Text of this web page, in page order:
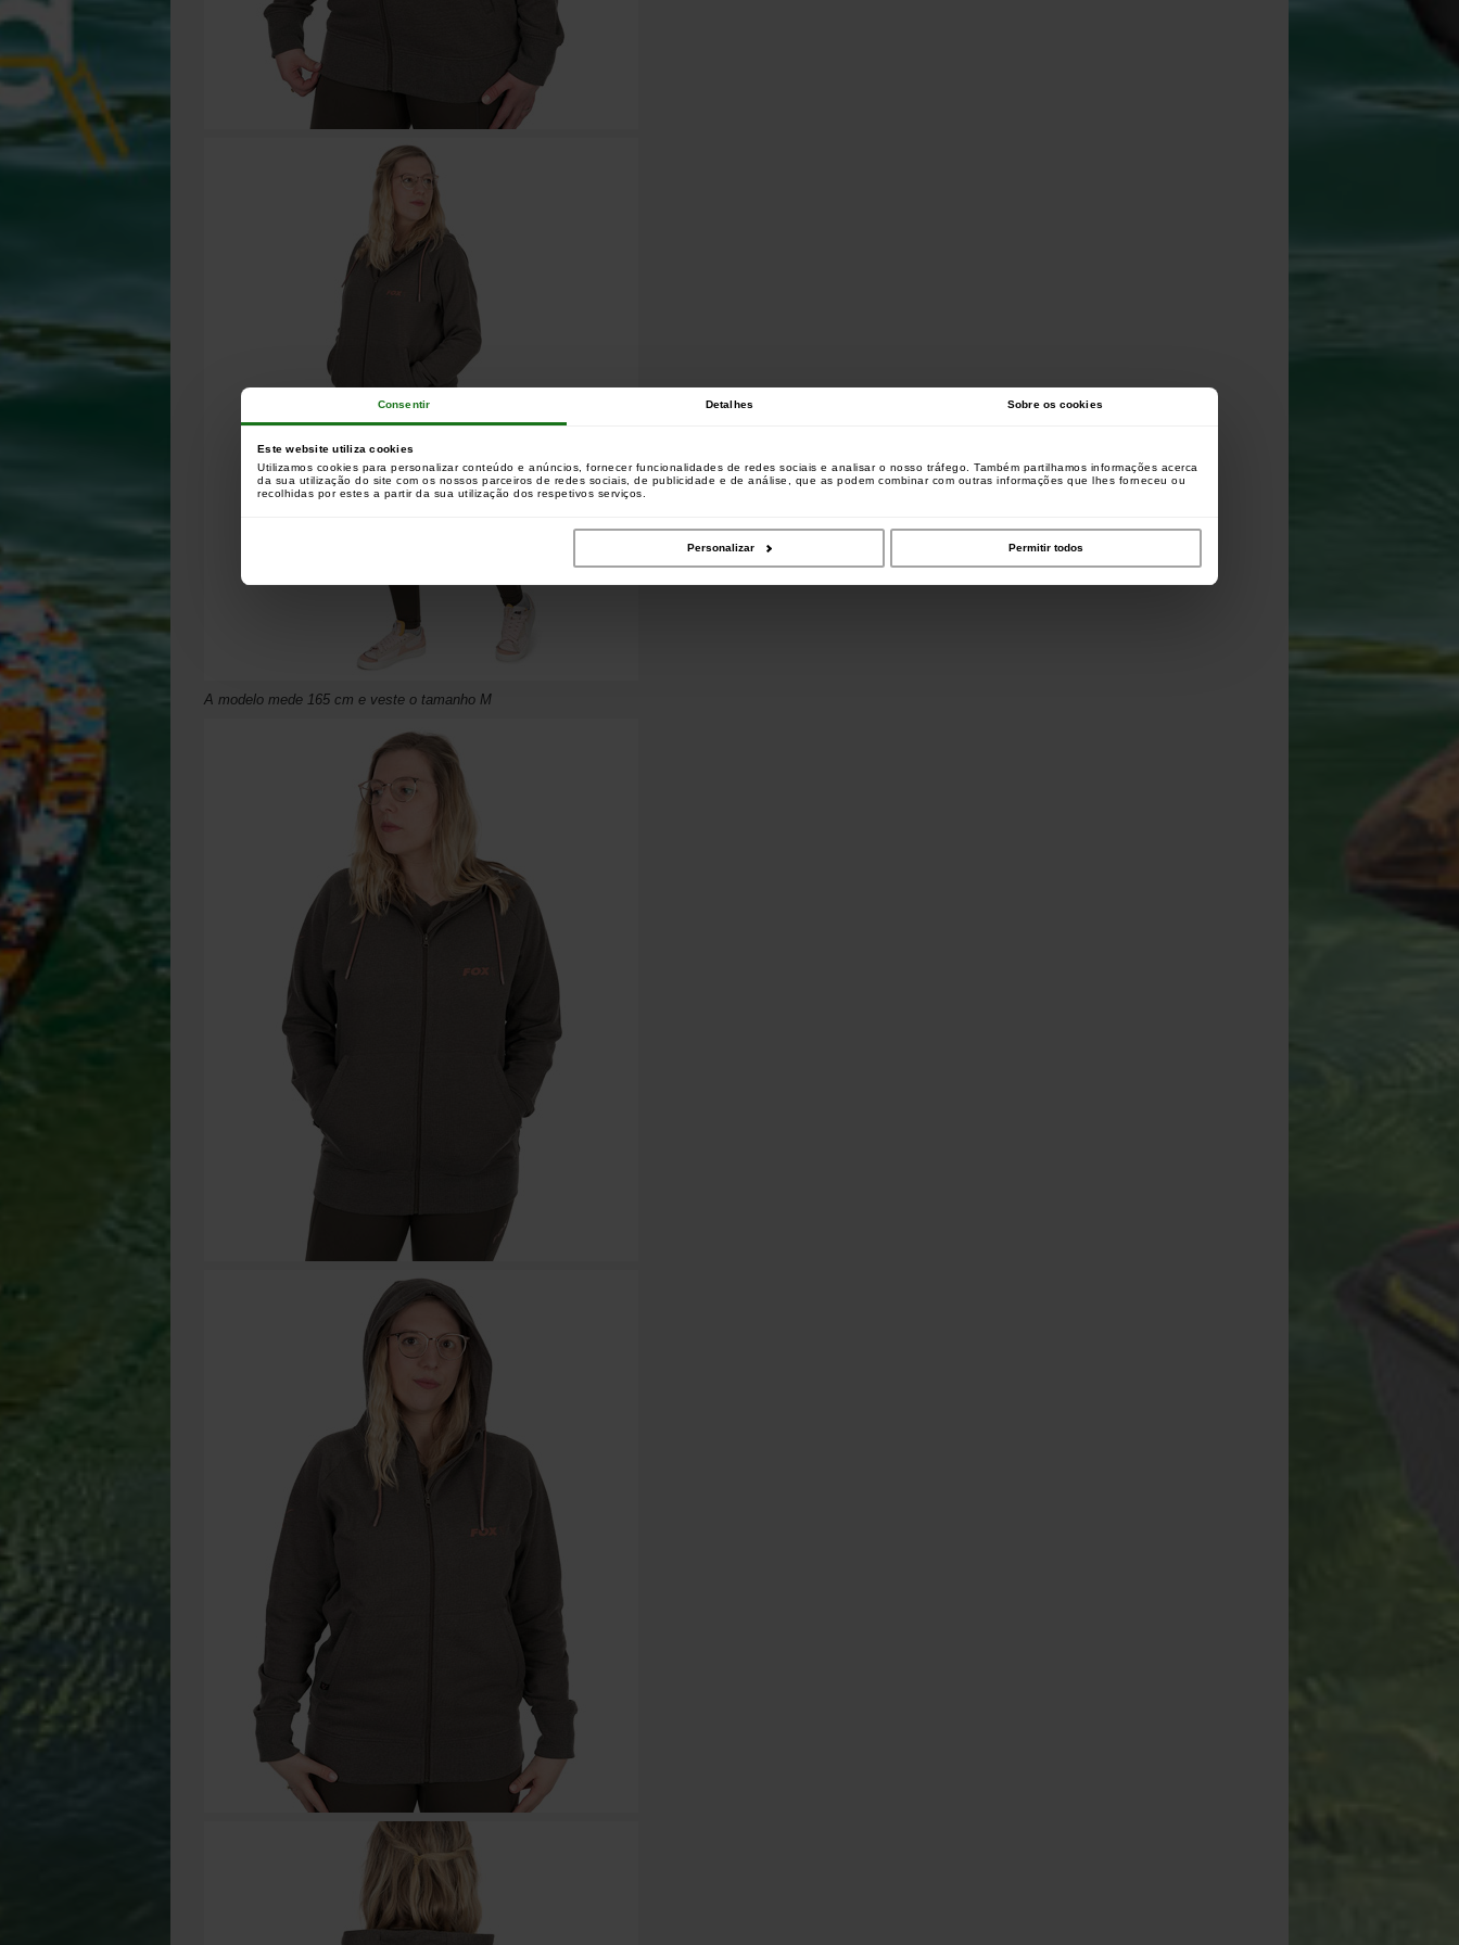
Consentir Detalhes Sobre os cookies
Este website utiliza cookies
Utilizamos cookies para personalizar conteúdo e anúncios, fornecer funcionalidades de redes sociais e analisar o nosso tráfego. Também partilhamos informações acerca
da sua utilização do site com os nossos parceiros de redes sociais, de publicidade e de análise, que as podem combinar com outras informações que lhes forneceu ou
recolhidas por estes a partir da sua utilização dos respetivos serviços.
Personalizar Permitir todos
A modelo mede 165 cm e veste o tamanho M